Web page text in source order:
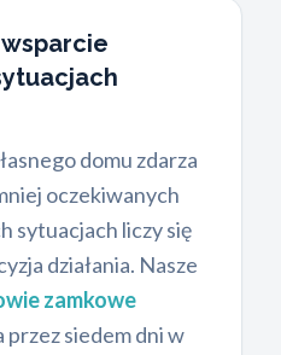
domu zdarza
oczekiwanych
sytuacjach liczy się
działania. Nasze
zamkowe
przez siedem dni w